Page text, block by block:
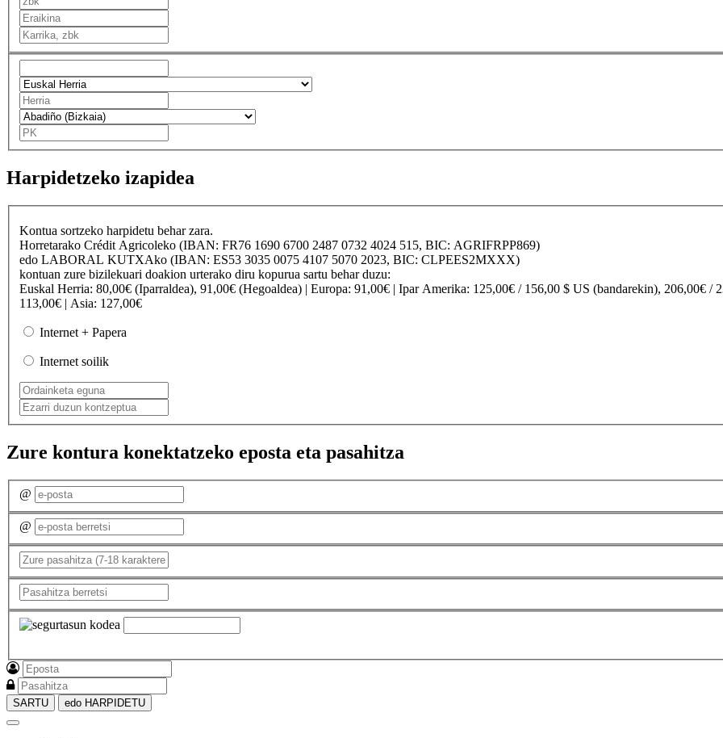
Harpidetzeko izapidea
Kontua sortzeko harpidetu behar zara.
Horretarako Crédit Agricoleko (IBAN: FR76 1690 6700 2487 0732 4024 515, BIC: AGRIFRPP869)
edo LABORAL KUTXAko (IBAN: ES53 3035 0075 4107 5070 2023, BIC: CLPEES2MXXX)
kontuan zure bizilekuari doakion urterako diru kopurua sartu behar duzu:
Euskal Herria: 80,00€ (Iparraldea), 91,00€ (Hegoaldea) | Europa: 91,00€ | Ipar Amerika: 125,00€ / 156,00 $ US (bandarekin), 206,00€ /
113,00€ | Asia: 127,00€
Internet + Papera
Internet soilik
Zure kontura konektatzeko eposta eta pasahitza
@
@
SARTU edo HARPIDETU